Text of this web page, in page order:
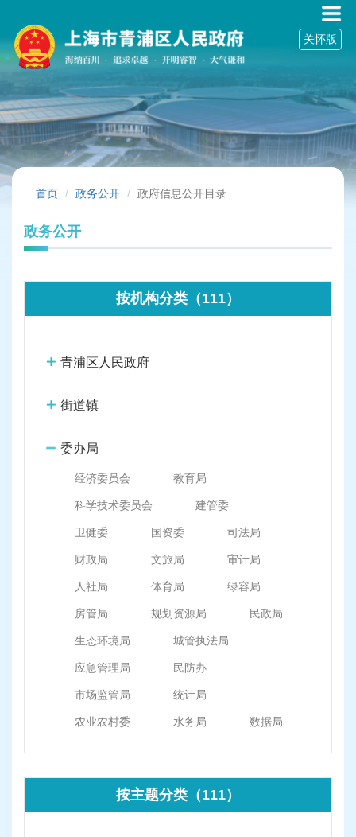
碍
操
明
跳
转
到
网
关怀版
首页 政务公开 政府信息公开目录
政务公开
按机构分类（111）
青浦区人民政府
街道镇
委办局
经济委员会 教育局
科学技术委员会 建管委
卫健委 国资委 司法局
财政局 文旅局 审计局
人社局 体育局 绿容局
房管局 规划资源局 民政局
生态环境局 城管执法局
应急管理局 民防办
市场监管局 统计局
农业农村委 水务局 数据局
按主题分类（111）